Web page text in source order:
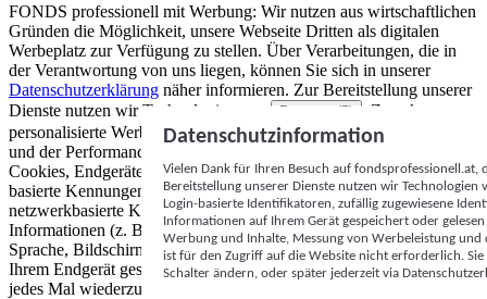
FONDS professionell mit Werbung: Wir nutzen aus wirtschaftlichen
Gründen die Möglichkeit, unsere Webseite Dritten als digitalen
Werbeplatz zur Verfügung zu stellen. Über Verarbeitungen, die in
der Verantwortung von uns liegen, können Sie sich in unserer
Datenschutzerklärung näher informieren. Zur Bereitstellung unserer
Dienste nutzen wir Technologien von
Partnern (5)
. Zwecke:
personalisierte Werbung und Inhalte, Messung von Werbeleistung
und der Performance von Inhalten sowie Zielgruppenforschung.
Cookies, Endgeräte- oder ähnliche Online-Kennungen (z. B. login-
basierte Kennungen, zufällig generierte Kennungen,
netzwerkbasierte Kennungen) können zusammen mit anderen
Informationen (z. B. Browsertyp und Browserinformationen,
Sprache, Bildschirmgröße, unterstützte Technologien usw.) auf
Ihrem Endgerät gespeichert oder von dort ausgelesen werden, um es
jedes Mal wiederzuerkennen, wenn es eine App oder einer Webseite
Datenschutzinformation
Vielen Dank für Ihren Besuch auf
Bereitstellung unserer Dienste nutzen wir Technologien
Login-basierte Identifikatoren, zufällig zugewiesene
Informationen auf Ihrem Gerät gespeichert oder
Werbung und Inhalte, Messung von Werbeleistung
ist für den Zugriff auf die Website nicht erforderlich.
Schalter ändern, oder später jederzeit via